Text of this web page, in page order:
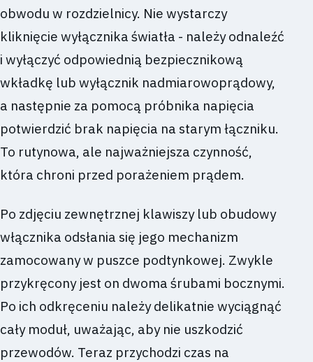
obwodu w rozdzielnicy. Nie wystarczy
kliknięcie wyłącznika światła - należy odnaleźć
i wyłączyć odpowiednią bezpiecznikową
wkładkę lub wyłącznik nadmiarowoprądowy,
a następnie za pomocą próbnika napięcia
potwierdzić brak napięcia na starym łączniku.
To rutynowa, ale najważniejsza czynność,
która chroni przed porażeniem prądem.
Po zdjęciu zewnętrznej klawiszy lub obudowy
włącznika odsłania się jego mechanizm
zamocowany w puszce podtynkowej. Zwykle
przykręcony jest on dwoma śrubami bocznymi.
Po ich odkręceniu należy delikatnie wyciągnąć
cały moduł, uważając, aby nie uszkodzić
przewodów. Teraz przychodzi czas na